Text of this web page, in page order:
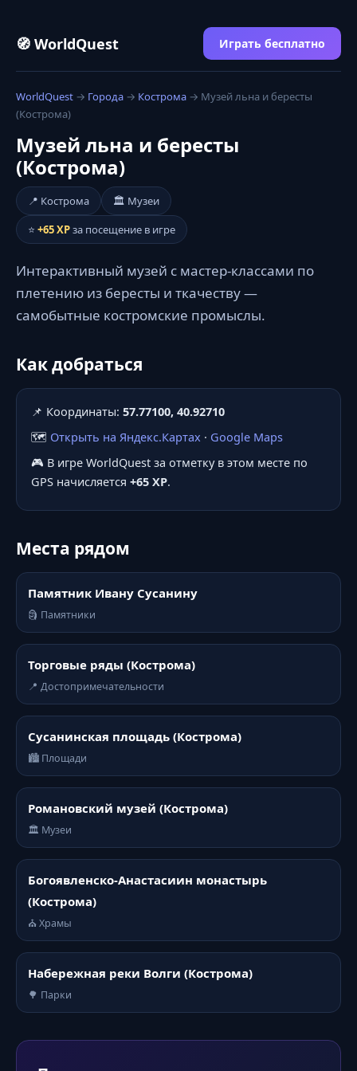
🧭 WorldQuest Играть бесплатно
WorldQuest → Города → Кострома → Музей льна и бересты
(Кострома)
Музей льна и бересты
(Кострома)
📍 Кострома
🏛️ Музеи
⭐ +65 XPза посещение в игре
Интерактивный музей с мастер-классами по
плетению из бересты и ткачеству —
самобытные костромские промыслы.
Как добраться
📌 Координаты: 57.77100, 40.92710
🗺️ Открыть на Яндекс.Картах · Google Maps
🎮 В игре WorldQuest за отметку в этом месте по
GPS начисляется +65 XP.
Места рядом
Памятник Ивану Сусанину
🗿 Памятники
Торговые ряды (Кострома)
📍 Достопримечательности
Сусанинская площадь (Кострома)
🏙️ Площади
Романовский музей (Кострома)
🏛️ Музеи
Богоявленско-Анастасиин монастырь
(Кострома)
⛪ Храмы
Набережная реки Волги (Кострома)
🌳 Парки